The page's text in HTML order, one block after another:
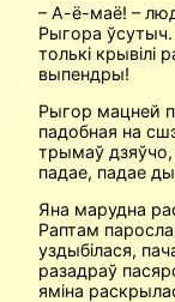
– А-ё-маё! –
Рыгора ўсутыч.
толькі крывілі
выпендры!
Рыгор мацней
падобная на
трымаў дзяўчо,
падае, падае
Яна марудна
Раптам
уздыбілася,
разадраў
яміна